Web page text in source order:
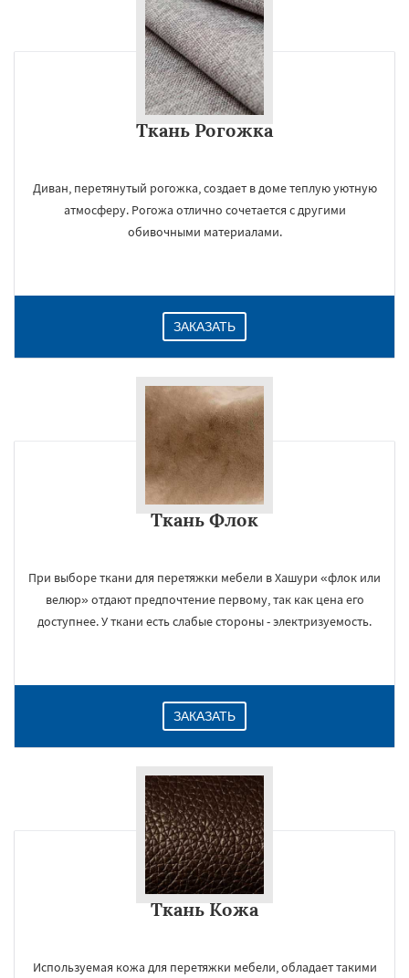
Ткань Рогожка
Диван, перетянутый рогожка, создает в доме теплую уютную
атмосферу. Рогожа отлично сочетается с другими
обивочными материалами.
ЗАКАЗАТЬ
Ткань Флок
При выборе ткани для перетяжки мебели в Хашури «флок или
велюр» отдают предпочтение первому, так как цена его
доступнее. У ткани есть слабые стороны - электризуемость.
ЗАКАЗАТЬ
Ткань Кожа
Используемая кожа для перетяжки мебели, обладает такими